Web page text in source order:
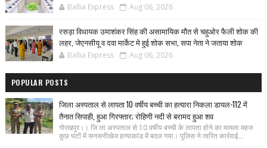
Ballia Express Aug 06, 2026
रसड़ा विधायक उमाशंकर सिंह की असामायिक मौत से चहुओर फैली शोक की
लहर, जेएनसीयू व दवा मार्केट मे हुई शोक सभा, सपा नेता ने जताया शोक
Ballia Express Aug 06, 2026
POPULAR POSTS
जिला अस्पताल से लापता 10 वर्षीय बच्ची का हत्यारा निकला डायल-112 में
तैनात सिपाही, हुआ गिरफ्तार; रोहिणी नदी से बरामद हुआ शव
गोरखपुर।। जि ला अस्पताल से 10 वर्षीय बच्ची के लापता होने का मामला महज
कुछ घंटों में सनसनीखेज हत्याकांड में बदल गया। पुलिस ने त्वरित कार्रवाई...